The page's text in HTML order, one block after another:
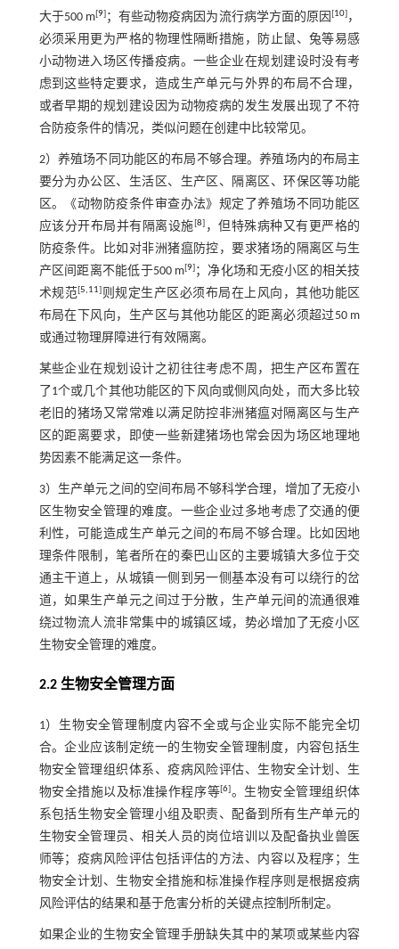
大于500 m[9]；有些动物疫病因为流行病学方面的原因[10] ，
必须采用更为严格的物理性隔断措施，防止鼠、兔等易感
小动物进入场区传播疫病。一些企业在规划建设时没有考
虑到这些特定要求，造成生产单元与外界的布局不合理，
或者早期的规划建设因为动物疫病的发生发展出现了不符
合防疫条件的情况，类似问题在创建中比较常见。
2）养殖场不同功能区的布局不够合理。养殖场内的布局主
要分为办公区、生活区、生产区、隔离区、环保区等功能
区。《动物防疫条件审查办法》规定了养殖场不同功能区
应该分开布局并有隔离设施[8] ，但特殊病种又有更严格的
防疫条件。比如对非洲猪瘟防控，要求猪场的隔离区与生
产区间距离不能低于500 m[9] ；净化场和无疫小区的相关技
术规范[5,11] 则规定生产区必须布局在上风向，其他功能区
布局在下风向，生产区与其他功能区的距离必须超过50 m
或通过物理屏障进行有效隔离。
某些企业在规划设计之初往往考虑不周，把生产区布置在
了1个或几个其他功能区的下风向或侧风向处，而大多比较
老旧的猪场又常常难以满足防控非洲猪瘟对隔离区与生产
区的距离要求，即使一些新建猪场也常会因为场区地理地
势因素不能满足这一条件。
3）生产单元之间的空间布局不够科学合理，增加了无疫小
区生物安全管理的难度。一些企业过多地考虑了交通的便
利性，可能造成生产单元之间的布局不够合理。比如因地
理条件限制，笔者所在的秦巴山区的主要城镇大多位于交
通主干道上，从城镇一侧到另一侧基本没有可以绕行的岔
道，如果生产单元之间过于分散，生产单元间的流通很难
绕过物流人流非常集中的城镇区域，势必增加了无疫小区
生物安全管理的难度。
2.2 生物安全管理方面
1）生物安全管理制度内容不全或与企业实际不能完全切
合。企业应该制定统一的生物安全管理制度，内容包括生
物安全管理组织体系、疫病风险评估、生物安全计划、生
物安全措施以及标准操作程序等[6]。生物安全管理组织体
系包括生物安全管理小组及职责、配备到所有生产单元的
生物安全管理员、相关人员的岗位培训以及配备执业兽医
师等；疫病风险评估包括评估的方法、内容以及程序；生
物安全计划、生物安全措施和标准操作程序则是根据疫病
风险评估的结果和基于危害分析的关键点控制所制定。
如果企业的生物安全管理手册缺失其中的某项或某些内容